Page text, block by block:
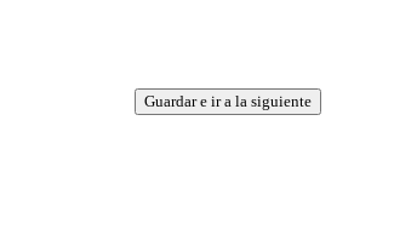
Guardar e ir a la siguiente